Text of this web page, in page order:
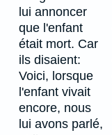
lui annoncer
que l'enfant
était mort. Car
ils disaient:
Voici, lorsque
l'enfant vivait
encore, nous
lui avons parlé,